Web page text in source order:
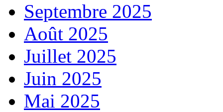
Septembre 2025
Août 2025
Juillet 2025
Juin 2025
Mai 2025